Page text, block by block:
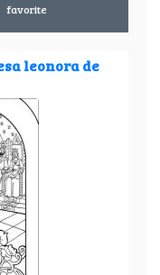
favorite
leonora de